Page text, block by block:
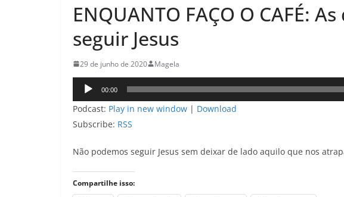
ENQUANTO FAÇO O CAFÉ:
seguir Jesus
29 de junho de 2020 Magela
Tocador
de
áudio
00:00
Podcast: Play in new window | Download
Subscribe: RSS
Não podemos seguir Jesus sem deixar de lado aquilo que nos
Compartilhe isso: